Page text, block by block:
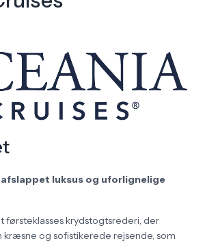
afslappet luksus og uforlignelige
førsteklasses krydstogtsrederi, der
kræsne og sofistikerede rejsende, som